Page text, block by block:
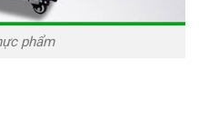
phẩm